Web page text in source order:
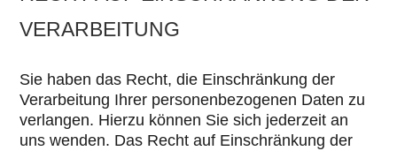
VERARBEITUNG
Sie haben das Recht, die Einschränkung der
Verarbeitung Ihrer personenbezogenen Daten zu
verlangen. Hierzu können Sie sich jederzeit an
uns wenden. Das Recht auf Einschränkung der